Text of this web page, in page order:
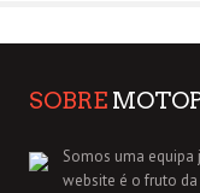
SOBRE
Somos uma equipa
website é o fruto